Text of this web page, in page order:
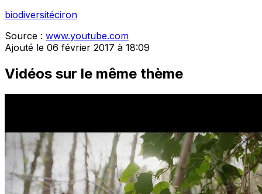
biodiversitéciron
Source : www.youtube.com
Ajouté le 06 février 2017 à 18:09
Vidéos sur le même thème